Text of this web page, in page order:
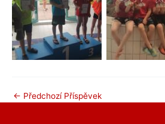
← Předchozí Příspěvek